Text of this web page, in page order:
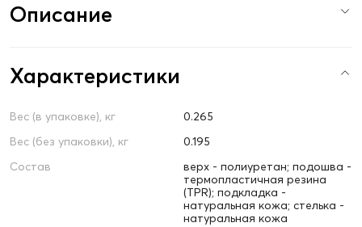
Описание
Характеристики
Вес (в упаковке), кг
0.265
Вес (без упаковки), кг
0.195
Состав
верх - полиуретан; подошва -
термопластичная резина
(TPR); подкладка -
натуральная кожа; стелька -
натуральная кожа